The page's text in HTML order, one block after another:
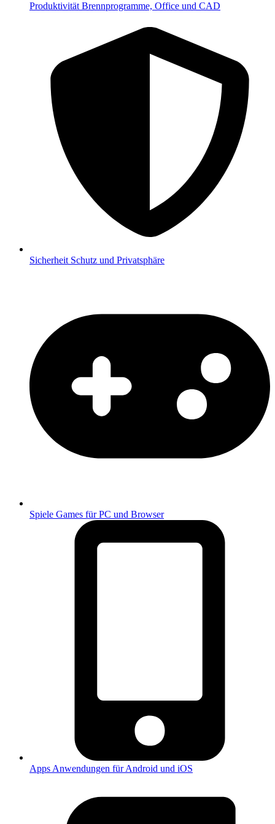
Produktivität Brennprogramme, Office und CAD
Sicherheit Schutz und Privatsphäre
Spiele Games für PC und Browser
Apps Anwendungen für Android und iOS